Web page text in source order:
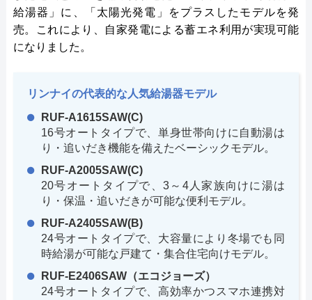
給湯器」に、「太陽光発電」をプラスしたモデルを発
売。これにより、自家発電による蓄エネ利用が実現可能
になりました。
リンナイの代表的な人気給湯器モデル
RUF-A1615SAW(C)
16号オートタイプで、単身世帯向けに自動湯は
り・追いだき機能を備えたベーシックモデル。
RUF-A2005SAW(C)
20号オートタイプで、3～4人家族向けに湯は
り・保温・追いだきが可能な便利モデル。
RUF-A2405SAW(B)
24号オートタイプで、大容量により冬場でも同
時給湯が可能な戸建て・集合住宅向けモデル。
RUF-E2406SAW（エコジョーズ）
24号オートタイプで、高効率かつスマホ連携対